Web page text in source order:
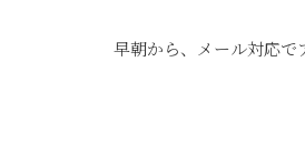
早朝から、メール対応で